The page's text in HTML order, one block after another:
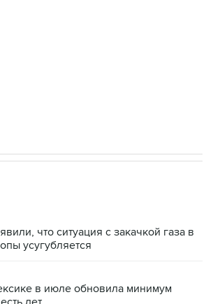
запуск деривативов на
заявок на реструктуризацию
от БПЛА селлеров
роста объемов продажи
недели